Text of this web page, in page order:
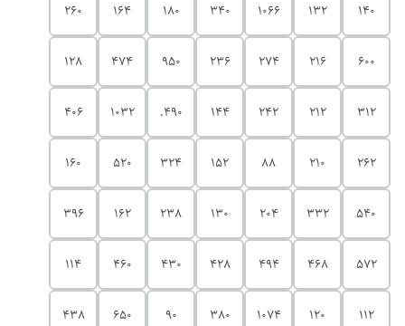
140
132
1066
340
180
164
260
600
216
274
236
950
474
128
312
212
242
144
490.
1032
406
262
210
88
152
324
520
160
540
332
204
130
238
162
396
572
468
494
428
430
460
114
112
120
1074
380
90
650
438